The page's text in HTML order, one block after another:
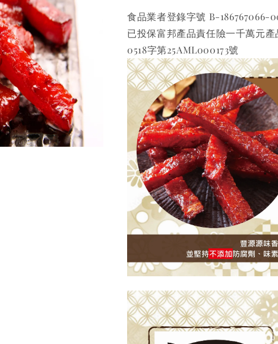
食品業者登錄字號 B-186767066-
已投保富邦產品責任險一千萬元產
0518字第25AML000173號